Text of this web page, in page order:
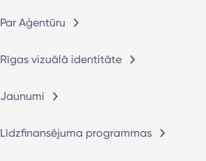
Par Aģentūru
Rīgas vizuālā identitāte
Jaunumi
Līdzfinansējuma programmas